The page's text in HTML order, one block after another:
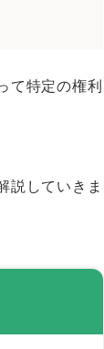
て特定の権利
説していきま